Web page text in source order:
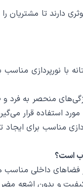
با نورپردازی
مناسب برای
پرتو درخشان با
استفاده قرار
فضاهای داخلی مناسب